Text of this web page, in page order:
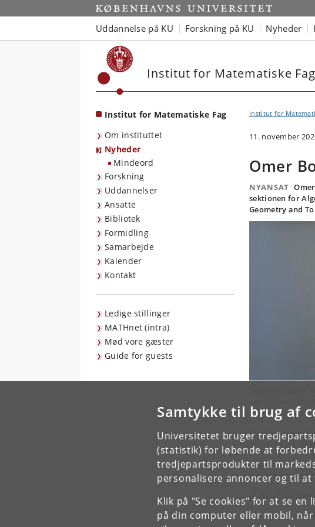
Samtykke til brug af
Universitetet bruger
(statistik) for løbende at
tredjepartsprodukter til
personalisere annoncer og til
Klik på "Se cookies" for at se
på din computer eller mobil,
Start
Uddannelse på KU Forskning på KU Nyheder
Institut for Matematiske Fag
Institut for Matematiske Fag
Om instituttet
Nyheder
Mindeord
Forskning
Uddannelser
Ansatte
Bibliotek
Formidling
Samarbejde
Kalender
Kontakt
Ledige stillinger
MATHnet (intra)
Mød vore gæster
Guide for guests
Institut for
11. november
Omer
NYANSAT
sektionen for
Geometry and
mål at beregne
Nu planlægger
geometri
"Jeg glæder mig
atmosfære", siger
Du kan finde